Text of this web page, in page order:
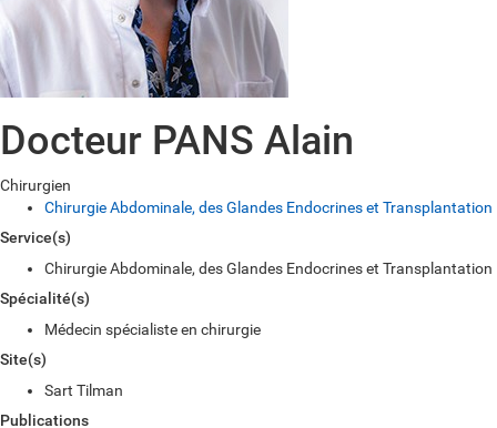
Docteur PANS Alain
Chirurgien
Chirurgie Abdominale, des Glandes Endocrines et Transplantation
Service(s)
Chirurgie Abdominale, des Glandes Endocrines et Transplantation
Spécialité(s)
Médecin spécialiste en chirurgie
Site(s)
Sart Tilman
Publications